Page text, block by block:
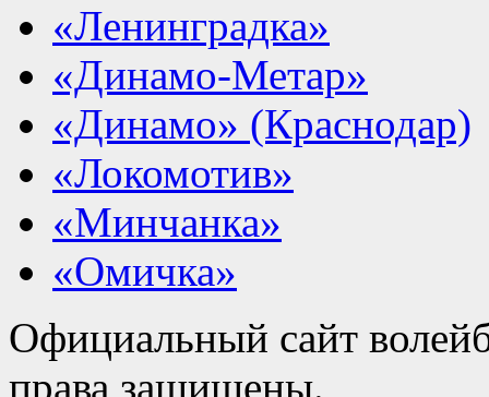
«Ленинградка»
«Динамо-Метар»
«Динамо» (Краснодар)
«Локомотив»
«Минчанка»
«Омичка»
Официальный сайт
права защищены.